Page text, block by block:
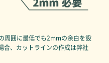
周囲に最低でも2mmの余白を設
合、カットラインの作成は弊社